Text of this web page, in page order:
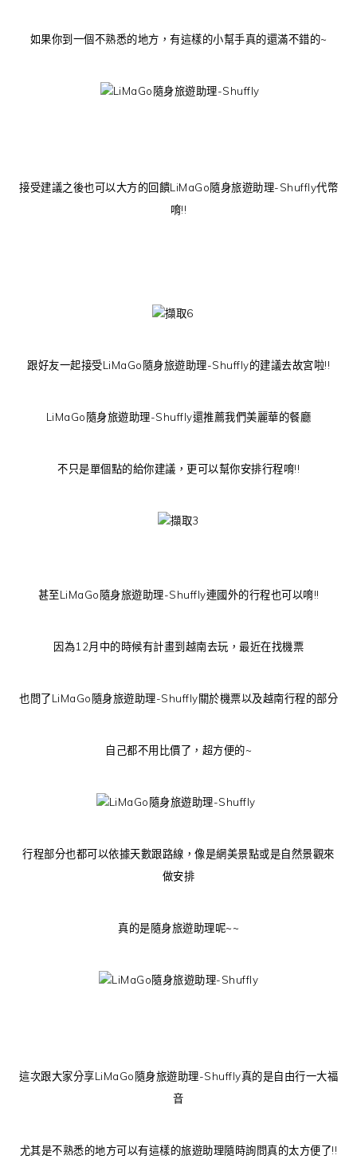
如果你到一個不熟悉的地方，有這樣的小幫手真的還滿不錯的~
接受建議之後也可以大方的回饋LiMaGo隨身旅遊助理-Shuffly代幣
唷!!
跟好友一起接受LiMaGo隨身旅遊助理-Shuffly的建議去故宮啦!!
LiMaGo隨身旅遊助理-Shuffly還推薦我們美麗華的餐廳
不只是單個點的給你建議，更可以幫你安排行程唷!!
甚至LiMaGo隨身旅遊助理-Shuffly連國外的行程也可以唷!!
因為12月中的時候有計畫到越南去玩，最近在找機票
也問了LiMaGo隨身旅遊助理-Shuffly關於機票以及越南行程的部分
自己都不用比價了，超方便的~
行程部分也都可以依據天數跟路線，像是網美景點或是自然景觀來
做安排
真的是隨身旅遊助理呢~~
這次跟大家分享LiMaGo隨身旅遊助理-Shuffly真的是自由行一大福
音
尤其是不熟悉的地方可以有這樣的旅遊助理隨時詢問真的太方便了!!